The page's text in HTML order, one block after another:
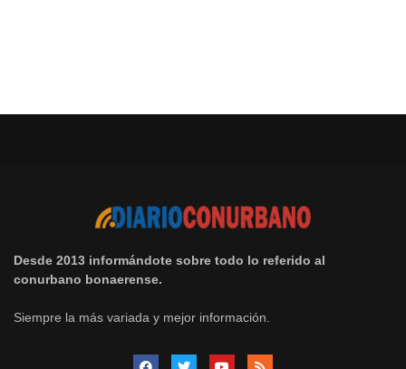
Desde 2013 informándote sobre todo lo referido al
conurbano bonaerense.
Siempre la más variada y mejor información.